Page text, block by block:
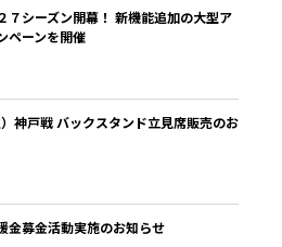
７シーズン開幕！ 新機能追加の大型ア
ペーンを開催
神戸戦 バックスタンド立見席販売のお
募金活動実施のお知らせ